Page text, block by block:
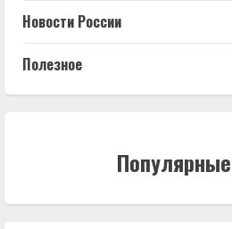
Новости России
Полезное